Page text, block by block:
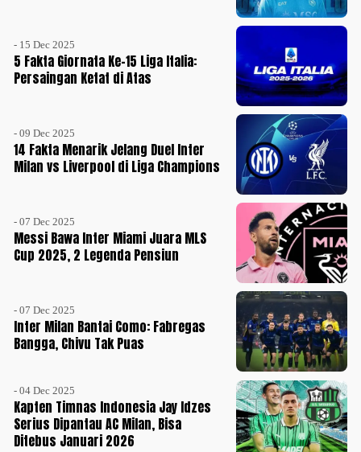
- 15 Dec 2025
5 Fakta Giornata Ke-15 Liga Italia:
Persaingan Ketat di Atas
- 09 Dec 2025
14 Fakta Menarik Jelang Duel Inter
Milan vs Liverpool di Liga Champions
- 07 Dec 2025
Messi Bawa Inter Miami Juara MLS
Cup 2025, 2 Legenda Pensiun
- 07 Dec 2025
Inter Milan Bantai Como: Fabregas
Bangga, Chivu Tak Puas
- 04 Dec 2025
Kapten Timnas Indonesia Jay Idzes
Serius Dipantau AC Milan, Bisa
Ditebus Januari 2026